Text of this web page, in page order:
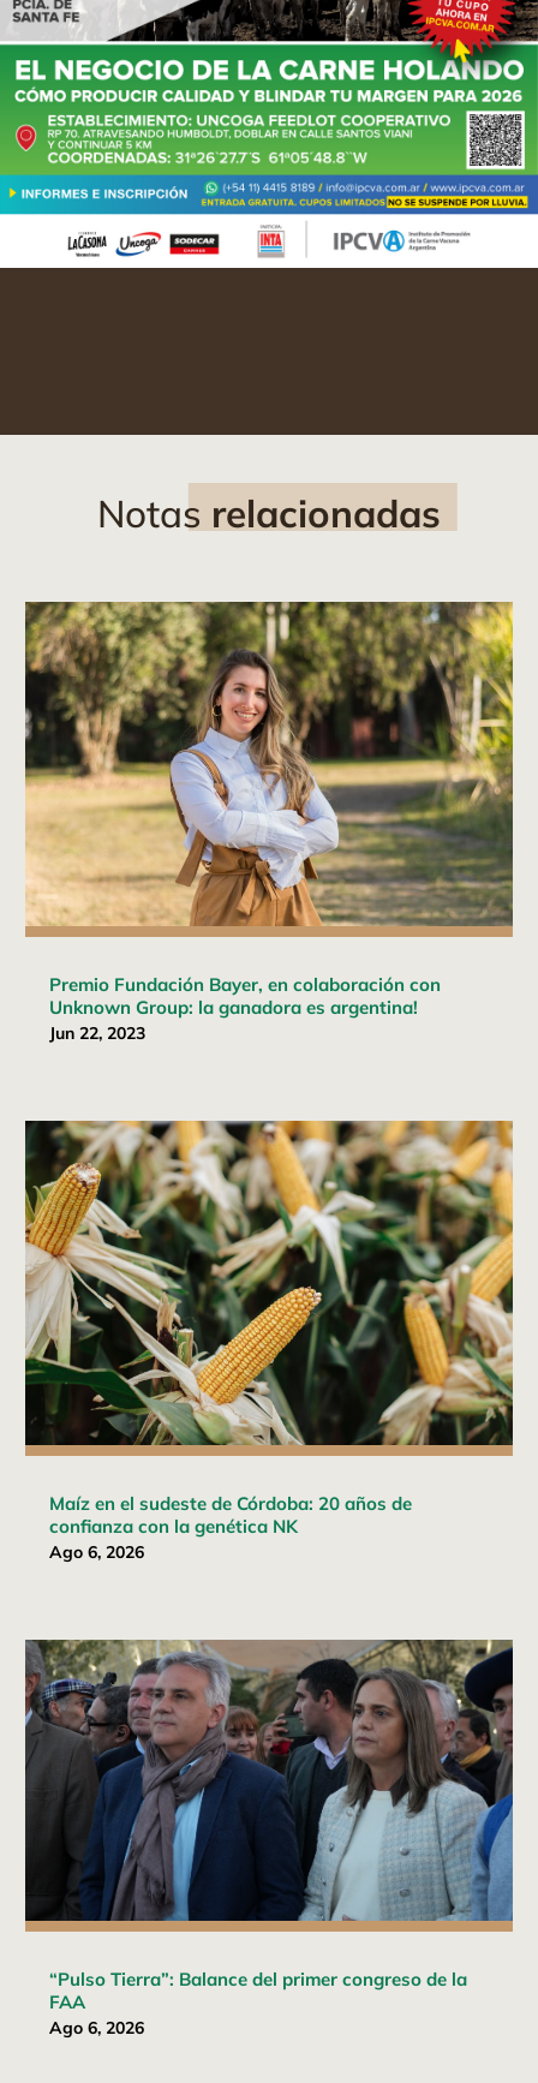
Notas relacionadas
Premio Fundación Bayer, en colaboración con
Unknown Group: la ganadora es argentina!
Jun 22, 2023
Maíz en el sudeste de Córdoba: 20 años de
confianza con la genética NK
Ago 6, 2026
“Pulso Tierra”: Balance del primer congreso de la
FAA
Ago 6, 2026